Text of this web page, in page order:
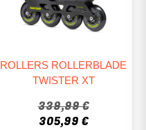
ROLLERS ROLLERBLADE
TWISTER XT
339,99 €
305,99 €